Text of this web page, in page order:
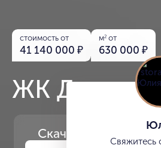
стоимость от
41 140 000₽
м2 от
630 000₽
ЖК
Скачайте
Свяжитесь